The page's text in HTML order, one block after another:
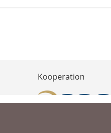
Kooperation